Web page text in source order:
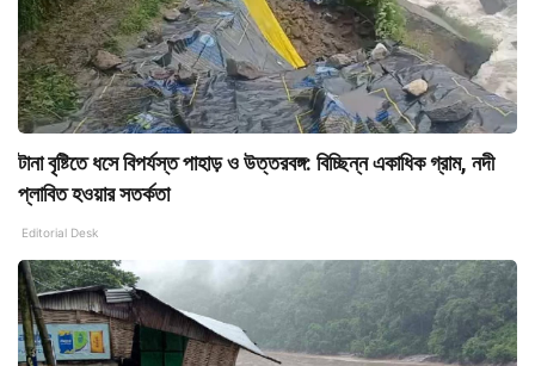
টানা বৃষ্টিতে ধসে বিপর্যস্ত পাহাড় ও উত্তরবঙ্গ: বিচ্ছিন্ন একাধিক গ্রাম, নদী
প্লাবিত হওয়ার সতর্কতা
Editorial Desk